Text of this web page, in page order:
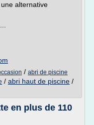
alternative
/ abri de piscine
/ abri haut de piscine /
en plus de 110